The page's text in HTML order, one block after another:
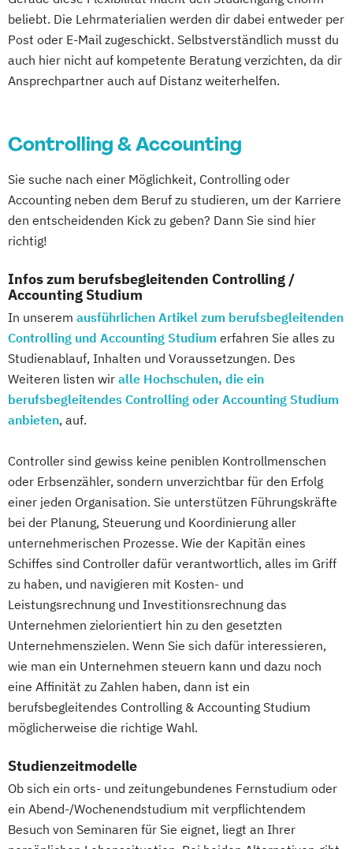
Personalmanagement
Betriebswirtschaft und Sozialmanagement
Betriebswirtschaft und Sportmanagement
Business Administration
Business and Organizational Development
Corporate Brand Management
Data Science und Analytics
Design Management
Digital Business Management
Ernährungswissenschaften
Erwachsenenbildung und Digitalisierung
Executive MBA für Ärztinnen und Ärzte
Finance Accounting
Controlling & Taxation
Gesundheitspsychologie
Gesundheitspsychologie im Online-
Global Business Administration (EN)
Inklusion und Teilhabe
Innovation und Zukunftsforschung
Integrative Lerntherapie
Kommunikation und Content Creation
Kommunikation und Medienmanagement
Kommunikationsdesign
Lebensmittelmanagement und -
technologie
Lernpsychologie und integrative
Lerntherapie
Management
Management im Gesundheitswesen
Nachhaltigkeitsmanagement
Online Marketing
beliebt. Die Lehrmaterialien werden dir dabei entweder per
Post oder E-Mail zugeschickt. Selbstverständlich musst du
auch hier nicht auf kompetente Beratung verzichten, da dir
Ansprechpartner auch auf Distanz weiterhelfen.
Controlling & Accounting
Sie suche nach einer Möglichkeit, Controlling oder
Accounting neben dem Beruf zu studieren, um der Karriere
den entscheidenden Kick zu geben? Dann Sie sind hier
richtig!
Infos zum berufsbegleitenden Controlling /
Accounting Studium
In unserem ausführlichen Artikel zum berufsbegleitenden
Controlling und Accounting Studium erfahren Sie alles zu
Studienablauf, Inhalten und Voraussetzungen. Des
Weiteren listen wir alle Hochschulen, die ein
berufsbegleitendes Controlling oder Accounting Studium
anbieten, auf.
Controller sind gewiss keine peniblen Kontrollmenschen
oder Erbsenzähler, sondern unverzichtbar für den Erfolg
einer jeden Organisation. Sie unterstützen Führungskräfte
bei der Planung, Steuerung und Koordinierung aller
unternehmerischen Prozesse. Wie der Kapitän eines
Schiffes sind Controller dafür verantwortlich, alles im Griff
zu haben, und navigieren mit Kosten- und
Leistungsrechnung und Investitionsrechnung das
Unternehmen zielorientiert hin zu den gesetzten
Unternehmenszielen. Wenn Sie sich dafür interessieren,
wie man ein Unternehmen steuern kann und dazu noch
eine Affinität zu Zahlen haben, dann ist ein
berufsbegleitendes Controlling & Accounting Studium
möglicherweise die richtige Wahl.
Studienzeitmodelle
Ob sich ein orts- und zeitungebundenes Fernstudium oder
ein Abend-/Wochenendstudium mit verpflichtendem
Besuch von Seminaren für Sie eignet, liegt an Ihrer